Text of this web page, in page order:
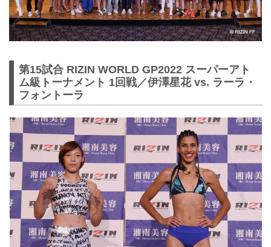
第15試合 RIZIN WORLD GP2022 スーパーアト
ム級トーナメント 1回戦／伊澤星花 vs. ラーラ・
フォントーラ